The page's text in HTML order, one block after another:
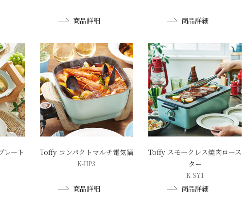
商品詳細 商品詳細
レート Toffy コンパクトマルチ電気鍋
K-HP3
商品詳細
Toffy スモークレス焼肉ロース
ター
K-SY1
商品詳細